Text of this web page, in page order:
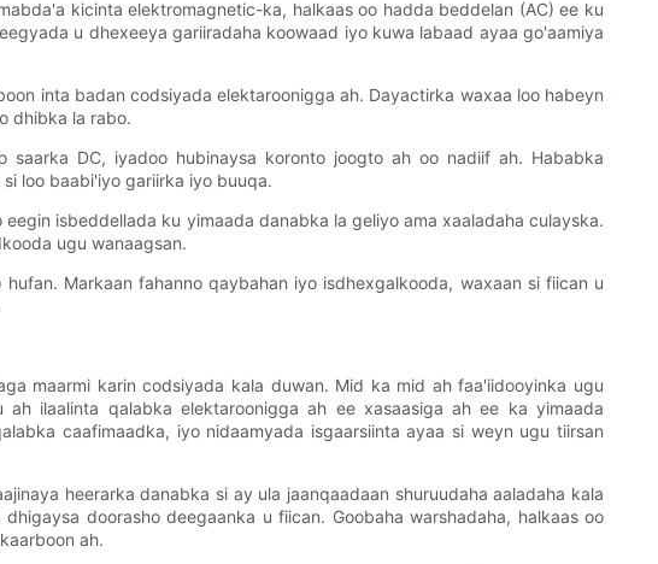
kicinta elektromagnetic-ka, halkaas oo hadda beddelan (AC) ee ku
u dhexeeya gariiradaha koowaad iyo kuwa labaad ayaa go'aamiya
inta badan codsiyada elektaroonigga ah. Dayactirka waxaa loo habeyn
dhibka la rabo.
saarka DC, iyadoo hubinaysa koronto joogto ah oo nadiif ah. Hababka
loo baabi'iyo gariirka iyo buuqa.
isbeddellada ku yimaada danabka la geliyo ama xaaladaha culayska.
ugu wanaagsan.
Markaan fahanno qaybahan iyo isdhexgalkooda, waxaan si fiican u
maarmi karin codsiyada kala duwan. Mid ka mid ah faa'iidooyinka ugu
ilaalinta qalabka elektaroonigga ah ee xasaasiga ah ee ka yimaada
caafimaadka, iyo nidaamyada isgaarsiinta ayaa si weyn ugu tiirsan
heerarka danabka si ay ula jaanqaadaan shuruudaha aaladaha kala
doorasho deegaanka u fiican. Goobaha warshadaha, halkaas oo
ah.